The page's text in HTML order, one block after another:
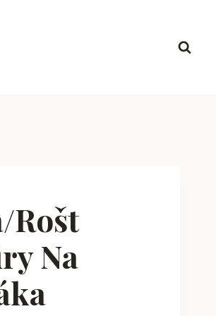
rošt
Na